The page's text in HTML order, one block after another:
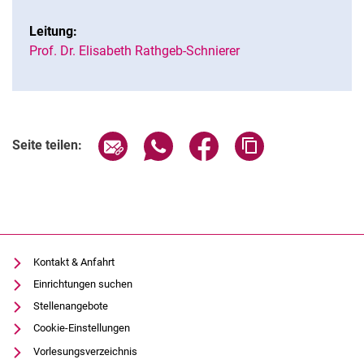
Leitung:
Prof. Dr. Elisabeth Rathgeb-Schnierer
Seite teilen: Seite über E-Mail teilen
Seite über WhatsApp teilen
Seite über Facebook
Kontakt & Anfahrt
Einrichtungen suchen
Stellenangebote
Cookie-Einstellungen
Vorlesungsverzeichnis